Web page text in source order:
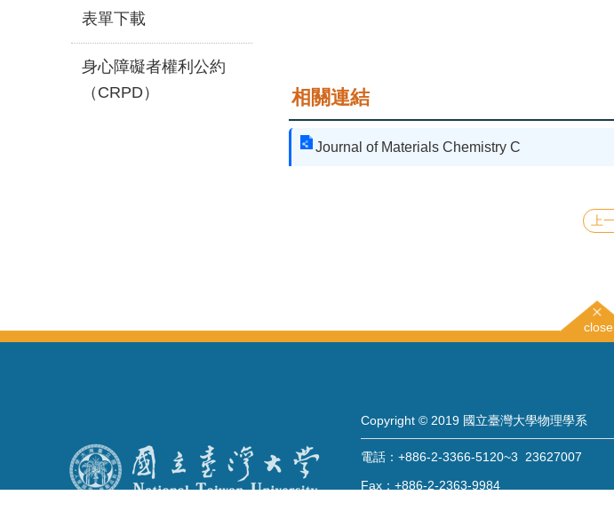
表單下載
身心障礙者權利公約
（CRPD）
相關連結
Journal of Materials Chemistry C
close
Copyright © 2019 國立臺灣大學物理學系
電話：+886-2-3366-5120~3 23627007
Fax：+886-2-2363-9984